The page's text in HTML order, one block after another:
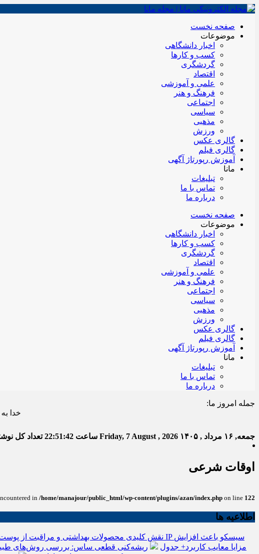
صفحه نخست
موضوعات
اخبار دانشگاهی
کسب و کارها
گردشگری
اقتصاد
علمی و آموزشی
فرهنگ و هنر
اجتماعی
سیاسی
مذهبی
ورزش
گالری عکس
گالری فیلم
آموزش رپورتاژ آگهی
مانا
تبلیغات
تماس با ما
درباره ما
صفحه نخست
موضوعات
اخبار دانشگاهی
کسب و کارها
گردشگری
اقتصاد
علمی و آموزشی
فرهنگ و هنر
اجتماعی
سیاسی
مذهبی
ورزش
گالری عکس
گالری فیلم
آموزش رپورتاژ آگهی
مانا
تبلیغات
تماس با ما
درباره ما
جمله امروز ما:
خدا به هر کی
جمعه, ۱۶ مرداد , ۱۴۰۵ Friday, 7 August , 2026 ساعت 22:51:43تعداد کل نوشته
اوقات شرعی
in /home/manajour/public_html/wp-content/plugins/azan/index.php on line 122
اطلاعیه ها
نقش کلیدی محصولات بهداشتی و مراقبت از
انواع باتری یو پی اس(ups)+مزایا معایب کاربرد+ جدول ریشه‌کنی قطعی ساس: بررسی روش‌های